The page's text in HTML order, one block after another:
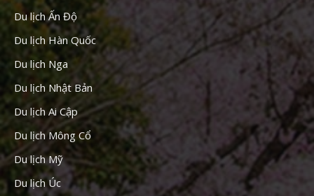
Du lịch Ấn Độ
Du lịch Hàn Quốc
Du lịch Nga
Du lịch Nhật Bản
Du lịch Ai Cập
Du lịch Mông Cổ
Du lịch Mỹ
Du lịch Úc